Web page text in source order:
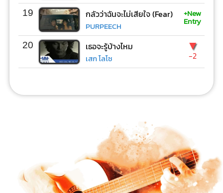
19 กลัวว่าฉันจะไม่เสียใจ (Fear)
PURPEECH
+New
Entry
20 เธอจะรู้บ้างไหม
เสก โลโซ
▼
-2